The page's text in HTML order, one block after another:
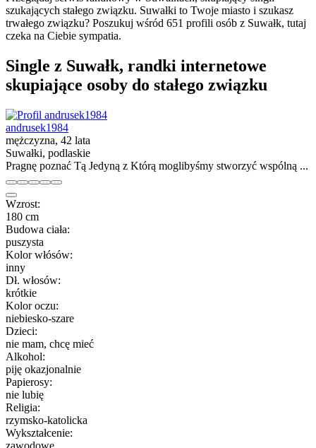
szukających stałego związku. Suwałki to Twoje miasto i szukasz
trwałego związku? Poszukuj wśród 651 profili osób z Suwałk, tutaj
czeka na Ciebie sympatia.
Single z Suwałk, randki internetowe
skupiające osoby do stałego związku
andrusek1984
mężczyzna, 42 lata
Suwałki, podlaskie
Pragnę poznać Tą Jedyną z Którą moglibyśmy stworzyć wspólną ...
Wzrost:
180 cm
Budowa ciała:
puszysta
Kolor włósów:
inny
Dł. włosów:
krótkie
Kolor oczu:
niebiesko-szare
Dzieci:
nie mam, chcę mieć
Alkohol:
piję okazjonalnie
Papierosy:
nie lubię
Religia:
rzymsko-katolicka
Wykształcenie:
zawodowe